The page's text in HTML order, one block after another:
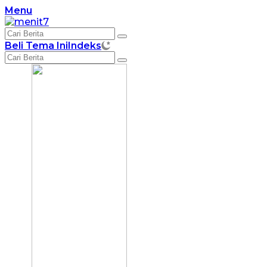
Langsung
ke
konten
Menu
Beli Tema IniIndeks